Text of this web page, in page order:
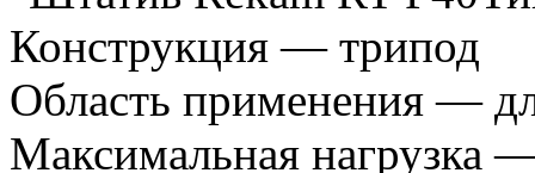
Конструкция — трипод
Область применения —
Максимальная нагрузка